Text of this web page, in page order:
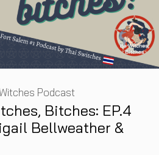
Bitches: EP.4
Bellweather &
Podcast